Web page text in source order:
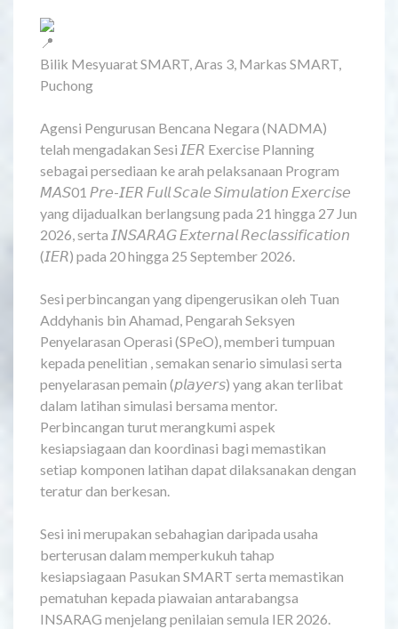
Bilik Mesyuarat SMART, Aras 3, Markas SMART,
Puchong
Agensi Pengurusan Bencana Negara (NADMA)
telah mengadakan Sesi 𝘐𝘌𝘙 Exercise Planning
sebagai persediaan ke arah pelaksanaan Program
𝘔𝘈𝘚01 𝘗𝘳𝘦-𝘐𝘌𝘙 𝘍𝘶𝘭𝘭 𝘚𝘤𝘢𝘭𝘦 𝘚𝘪𝘮𝘶𝘭𝘢𝘵𝘪𝘰𝘯 𝘌𝘹𝘦𝘳𝘤𝘪𝘴𝘦
yang dijadualkan berlangsung pada 21 hingga 27 Jun
2026, serta 𝘐𝘕𝘚𝘈𝘙𝘈𝘎 𝘌𝘹𝘵𝘦𝘳𝘯𝘢𝘭 𝘙𝘦𝘤𝘭𝘢𝘴𝘴𝘪𝘧𝘪𝘤𝘢𝘵𝘪𝘰𝘯
(𝘐𝘌𝘙) pada 20 hingga 25 September 2026.
Sesi perbincangan yang dipengerusikan oleh Tuan
Addyhanis bin Ahamad, Pengarah Seksyen
Penyelarasan Operasi (SPeO), memberi tumpuan
kepada penelitian , semakan senario simulasi serta
penyelarasan pemain (𝘱𝘭𝘢𝘺𝘦𝘳𝘴) yang akan terlibat
dalam latihan simulasi bersama mentor.
Perbincangan turut merangkumi aspek
kesiapsiagaan dan koordinasi bagi memastikan
setiap komponen latihan dapat dilaksanakan dengan
teratur dan berkesan.
Sesi ini merupakan sebahagian daripada usaha
berterusan dalam memperkukuh tahap
kesiapsiagaan Pasukan SMART serta memastikan
pematuhan kepada piawaian antarabangsa
INSARAG menjelang penilaian semula IER 2026.